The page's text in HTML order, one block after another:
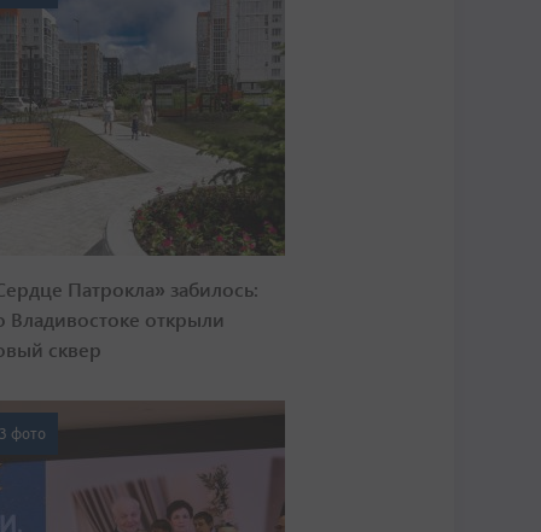
Патрокла» забилось:
Владивостоке открыли
сквер
фото